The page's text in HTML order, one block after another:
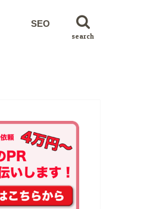
search
SEO